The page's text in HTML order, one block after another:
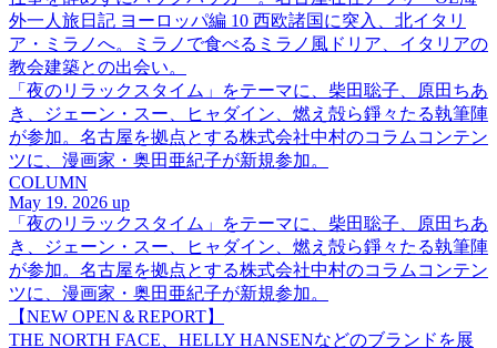
外一人旅日記 ヨーロッパ編 10 西欧諸国に突入、北イタリ
ア・ミラノへ。ミラノで食べるミラノ風ドリア、イタリアの
教会建築との出会い。
「夜のリラックスタイム」をテーマに、柴田聡子、原田ちあ
き、ジェーン・スー、ヒャダイン、燃え殻ら錚々たる執筆陣
が参加。名古屋を拠点とする株式会社中村のコラムコンテン
ツに、漫画家・奥田亜紀子が新規参加。
COLUMN
May 19. 2026 up
「夜のリラックスタイム」をテーマに、柴田聡子、原田ちあ
き、ジェーン・スー、ヒャダイン、燃え殻ら錚々たる執筆陣
が参加。名古屋を拠点とする株式会社中村のコラムコンテン
ツに、漫画家・奥田亜紀子が新規参加。
【NEW OPEN＆REPORT】
THE NORTH FACE、HELLY HANSENなどのブランドを展